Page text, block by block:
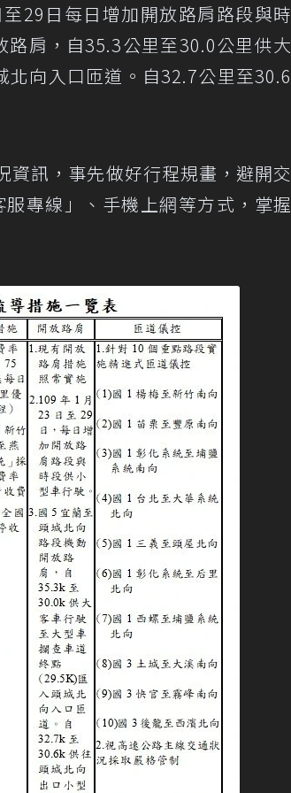
29日每日增加開放路肩路段與時
肩，自35.3公里至30.0公里供大
向入口匝道。自32.7公里至30.6
資訊，事先做好行程規畫，避開交
專線」、手機上網等方式，掌握